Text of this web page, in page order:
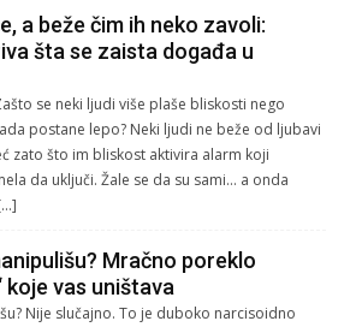
a beže čim ih neko zavoli:
šta se zaista događa u
se neki ljudi više plaše bliskosti nego
postane lepo? Neki ljudi ne beže od ljubavi
zato što im bliskost aktivira alarm koji
da uključi. Žale se da su sami… a onda
Mračno poreklo
koje vas uništava
Nije slučajno. To je duboko narcisoidno